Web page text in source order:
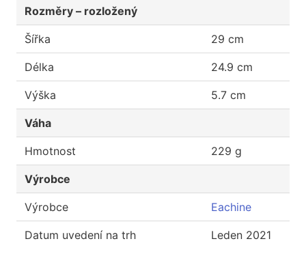
Rozměry – rozložený
Šířka 29 cm
Délka 24.9 cm
Výška 5.7 cm
Váha
Hmotnost 229 g
Výrobce
Výrobce Eachine
Datum uvedení na trh Leden 2021